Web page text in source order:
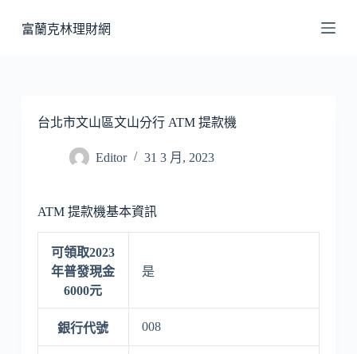
至
富蘭克林理財網
台北市文山區文山分行 ATM 提款機
Editor 31 3 月, 2023
ATM 提款機基本資訊
可領取2023
年普發現金
6000元
是
銀行代號 008